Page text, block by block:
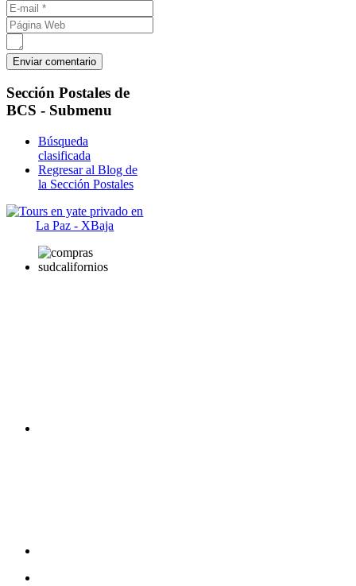
Sección Postales de
BCS - Submenu
Búsqueda
clasificada
Regresar al Blog de
la Sección Postales